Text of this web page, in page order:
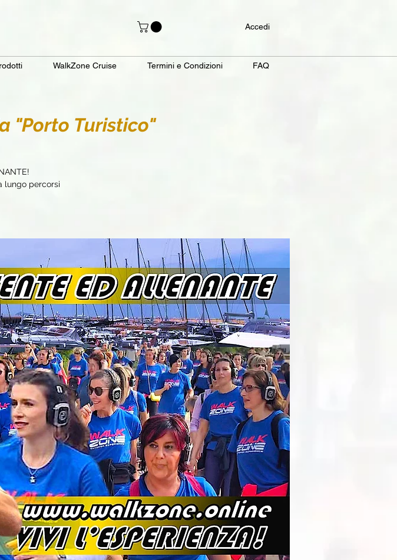
Accedi
WalkZone Cruise Termini e Condizioni FAQ
"Porto Turistico"
lungo percorsi